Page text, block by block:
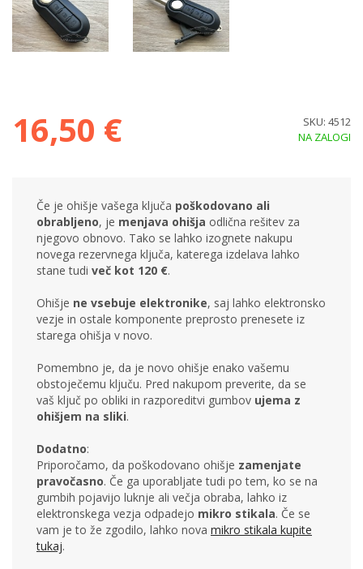
SKU: 4512
NA ZALOGI
16,50 €
Če je ohišje vašega ključa poškodovano ali
obrabljeno, je menjava ohišja odlična rešitev za
njegovo obnovo. Tako se lahko izognete nakupu
novega rezervnega ključa, katerega izdelava lahko
stane tudi več kot 120 €.
Ohišje ne vsebuje elektronike, saj lahko elektronsko
vezje in ostale komponente preprosto prenesete iz
starega ohišja v novo.
Pomembno je, da je novo ohišje enako vašemu
obstoječemu ključu. Pred nakupom preverite, da se
vaš ključ po obliki in razporeditvi gumbov ujema z
ohišjem na sliki.
Dodatno:
Priporočamo, da poškodovano ohišje zamenjate
pravočasno. Če ga uporabljate tudi po tem, ko se na
gumbih pojavijo luknje ali večja obraba, lahko iz
elektronskega vezja odpadejo mikro stikala. Če se
vam je to že zgodilo, lahko nova mikro stikala kupite
tukaj.